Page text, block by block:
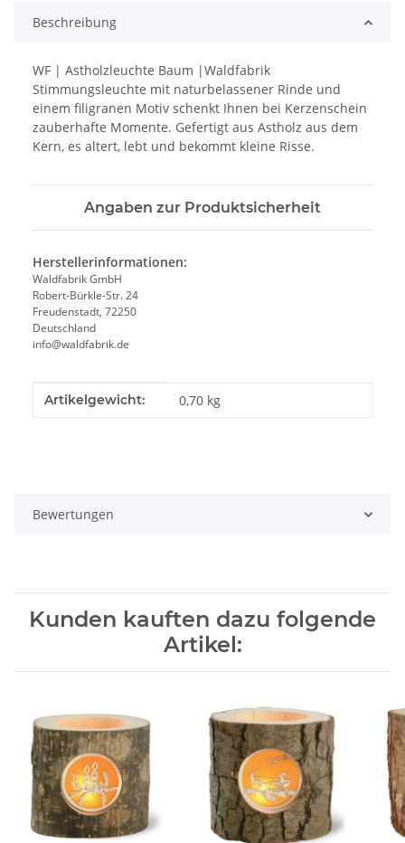
Beschreibung
WF | Astholzleuchte Baum |Waldfabrik
Stimmungsleuchte mit naturbelassener Rinde und
einem filigranen Motiv schenkt Ihnen bei Kerzenschein
zauberhafte Momente. Gefertigt aus Astholz aus dem
Kern, es altert, lebt und bekommt kleine Risse.
Angaben zur Produktsicherheit
Herstellerinformationen:
Waldfabrik GmbH
Robert-Bürkle-Str. 24
Freudenstadt, 72250
Deutschland
info@waldfabrik.de
Produkteigenschaft
Wert
Artikelgewicht: 0,70 kg
Bewertungen
Kunden kauften dazu folgende
Artikel: